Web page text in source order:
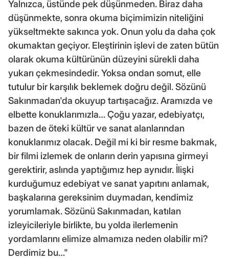
Yalnızca, üstünde pek düşünmeden. Biraz daha
düşünmekte, sonra okuma biçimimizin niteliğini
yükseltmekte sakınca yok. Onun yolu da daha çok
okumaktan geçiyor. Eleştirinin işlevi de zaten bütün
olarak okuma kültürünün düzeyini sürekli daha
yukarı çekmesindedir. Yoksa ondan somut, elle
tutulur bir karşılık beklemek doğru değil. Sözünü
Sakınmadan'da okuyup tartışacağız. Aramızda ve
elbette konuklarımızla… Çoğu yazar, edebiyatçı,
bazen de öteki kültür ve sanat alanlarından
konuklarımız olacak. Değil mi ki bir resme bakmak,
bir filmi izlemek de onların derin yapısına girmeyi
gerektirir, aslında yaptığımız hep aynıdır. İlişki
kurduğumuz edebiyat ve sanat yapıtını anlamak,
başkalarına gereksinim duymadan, kendimiz
yorumlamak. Sözünü Sakınmadan, katılan
izleyicileriyle birlikte, bu yolda ilerlemenin
yordamlarını elimize almamıza neden olabilir mi?
Derdimiz bu…"